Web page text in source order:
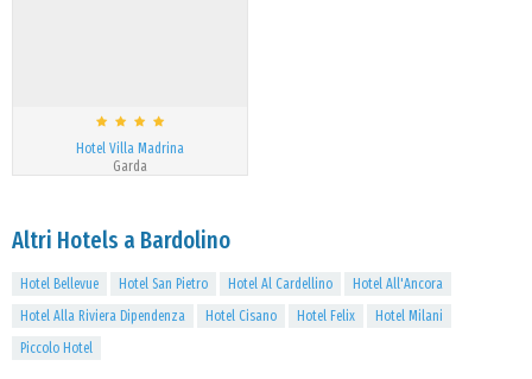
Hotel Villa Madrina
Garda
Altri Hotels a Bardolino
Hotel Bellevue Hotel San Pietro Hotel Al Cardellino
Hotel All'Ancora
Hotel Alla Riviera Dipendenza
Hotel Cisano Hotel Felix
Hotel Milani
Piccolo Hotel